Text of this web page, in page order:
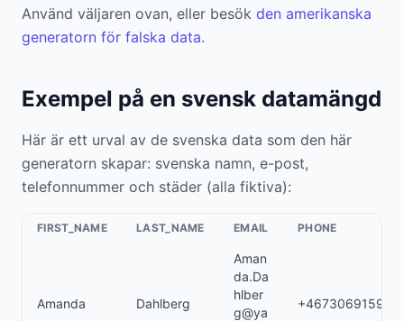
Använd väljaren ovan, eller besök den amerikanska
generatorn för falska data.
Exempel på en svensk datamängd
Här är ett urval av de svenska data som den här
generatorn skapar: svenska namn, e-post,
telefonnummer och städer (alla fiktiva):
FIRST_NAME LAST_NAME EMAIL PHONE
Amanda Dahlberg
Aman
da.Da
hlber
g@ya
+46730691594